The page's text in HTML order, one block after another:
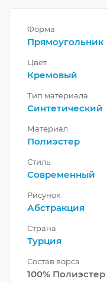
Форма
Прямоугольник
Цвет
Кремовый
Тип материала
Синтетический
Материал
Полиэстер
Стиль
Современный
Рисунок
Абстракция
Страна
Турция
Состав ворса
100% Полиэстер